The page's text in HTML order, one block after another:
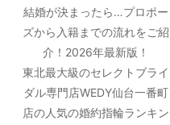
結婚が決まったら…プロポー
ズから入籍までの流れをご紹
介！2026年最新版！
東北最大級のセレクトブライ
ダル専門店WEDY仙台一番町
店の人気の婚約指輪ランキン